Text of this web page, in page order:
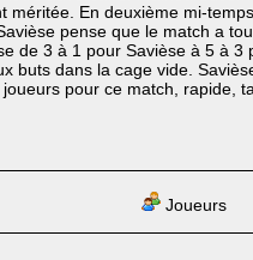
En deuxième mi-
pense que le match a
de 3 à 1 pour Savièse à 5 à
buts dans la cage vide.
pour ce match, rapide,
Joueurs